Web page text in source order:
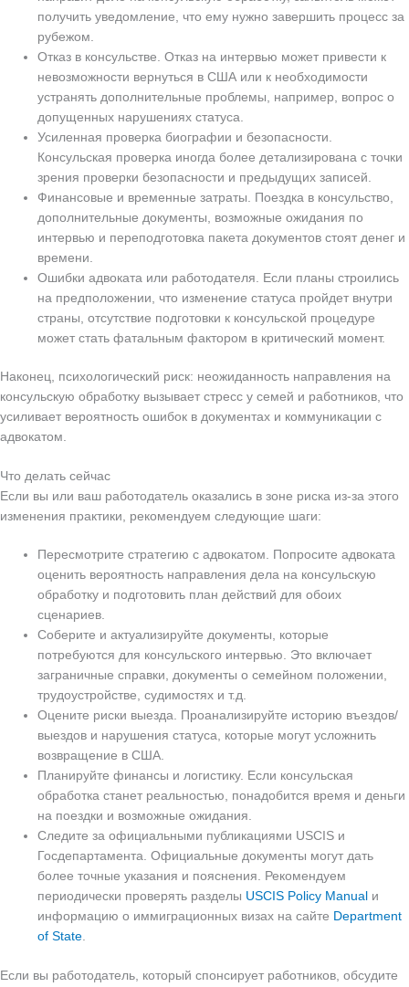
получить уведомление, что ему нужно завершить процесс за
рубежом.
Отказ в консульстве. Отказ на интервью может привести к
невозможности вернуться в США или к необходимости
устранять дополнительные проблемы, например, вопрос о
допущенных нарушениях статуса.
Усиленная проверка биографии и безопасности.
Консульская проверка иногда более детализирована с точки
зрения проверки безопасности и предыдущих записей.
Финансовые и временные затраты. Поездка в консульство,
дополнительные документы, возможные ожидания по
интервью и переподготовка пакета документов стоят денег и
времени.
Ошибки адвоката или работодателя. Если планы строились
на предположении, что изменение статуса пройдет внутри
страны, отсутствие подготовки к консульской процедуре
может стать фатальным фактором в критический момент.
Наконец, психологический риск: неожиданность направления на
консульскую обработку вызывает стресс у семей и работников, что
усиливает вероятность ошибок в документах и коммуникации с
адвокатом.
Что делать сейчас
Если вы или ваш работодатель оказались в зоне риска из-за этого
изменения практики, рекомендуем следующие шаги:
Пересмотрите стратегию с адвокатом. Попросите адвоката
оценить вероятность направления дела на консульскую
обработку и подготовить план действий для обоих
сценариев.
Соберите и актуализируйте документы, которые
потребуются для консульского интервью. Это включает
заграничные справки, документы о семейном положении,
трудоустройстве, судимостях и т.д.
Оцените риски выезда. Проанализируйте историю въездов/
выездов и нарушения статуса, которые могут усложнить
возвращение в США.
Планируйте финансы и логистику. Если консульская
обработка станет реальностью, понадобится время и деньги
на поездки и возможные ожидания.
Следите за официальными публикациями USCIS и
Госдепартамента. Официальные документы могут дать
более точные указания и пояснения. Рекомендуем
периодически проверять разделы USCIS Policy Manual и
информацию о иммиграционных визах на сайте Department
of State.
Если вы работодатель, который спонсирует работников, обсудите